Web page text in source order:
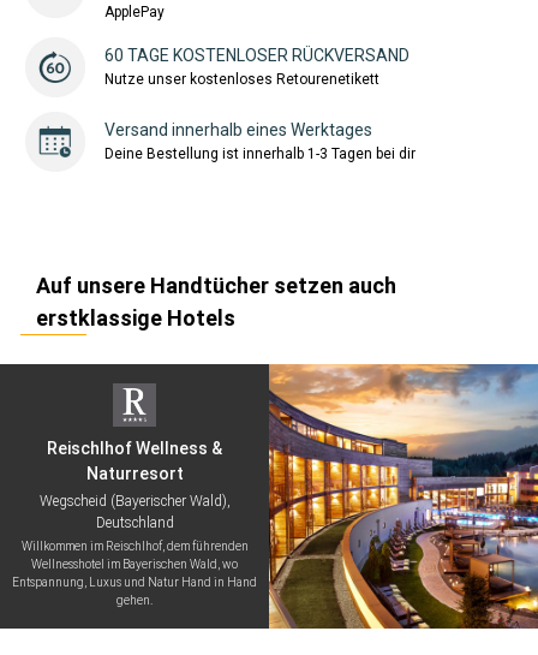
ApplePay
60 TAGE KOSTENLOSER RÜCKVERSAND
Nutze unser kostenloses Retourenetikett
Versand innerhalb eines Werktages
Deine Bestellung ist innerhalb 1-3 Tagen bei dir
Auf unsere Handtücher setzen auch
erstklassige Hotels
Reischlhof Wellness &
Naturresort
Wegscheid (Bayerischer Wald),
Deutschland
Willkommen im Reischlhof, dem führenden
Wellnesshotel im Bayerischen Wald, wo
Entspannung, Luxus und Natur Hand in Hand
gehen.